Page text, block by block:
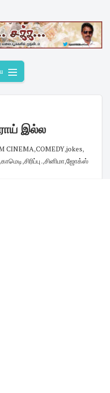
இல்ல
CINEMA,COMEDY,jokes,
,காமெடி,சிரிப்பு .,சினிமா,ஜோக்ஸ்